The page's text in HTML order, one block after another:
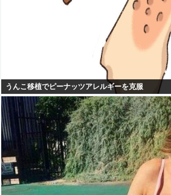
うんこ移植でピーナッツアレルギーを克服